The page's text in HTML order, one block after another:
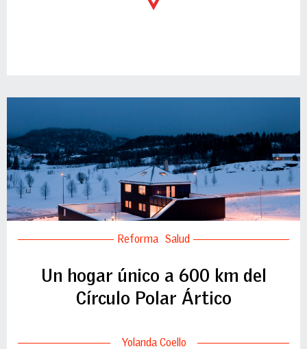
Reforma Salud
Un hogar único a 600 km del
Círculo Polar Ártico
Yolanda Coello